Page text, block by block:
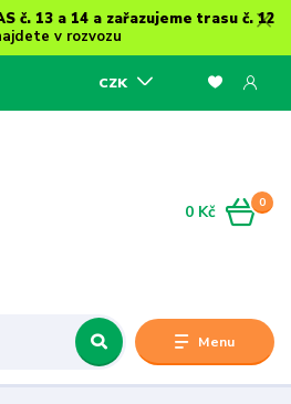
č. 13 a 14 a zařazujeme trasu č. 12
v rozvozu
Menu
CZK
0
0 Kč